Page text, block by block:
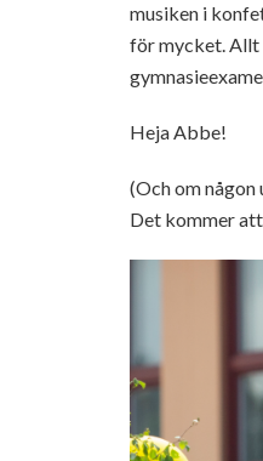
musiken i
för mycket. Allt
Heja Abbe!
(Och om
Det kommer